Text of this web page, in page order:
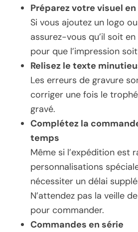
Préparez votre visuel
Si vous ajoutez un logo
assurez-vous qu’il soit
pour que l’impression
Relisez le texte
Les erreurs de gravure
corriger une fois le
gravé.
Complétez la
temps
Même si l’expédition est
personnalisations
nécessiter un délai
N’attendez pas la veille
pour commander.
Commandes en série